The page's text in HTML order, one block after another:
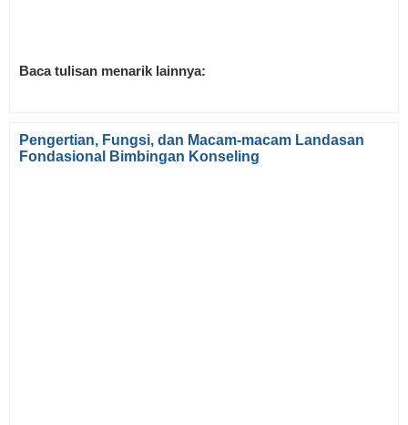
Baca tulisan menarik lainnya:
Pengertian, Fungsi, dan Macam-macam Landasan
Fondasional Bimbingan Konseling